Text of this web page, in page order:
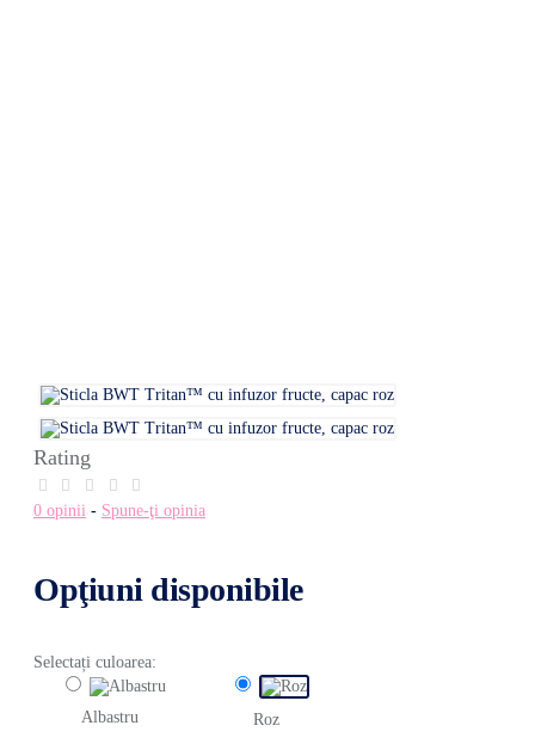
Rating
0 opinii - Spune-ţi opinia
Opţiuni disponibile
Selectați culoarea:
Albastru Roz